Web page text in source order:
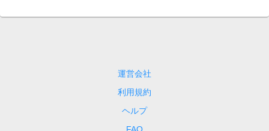
運営会社
利用規約
ヘルプ
FAQ